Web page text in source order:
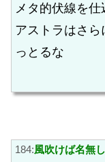
メタ的伏線を
アストラはさ
っとるな
184:風吹けば名無